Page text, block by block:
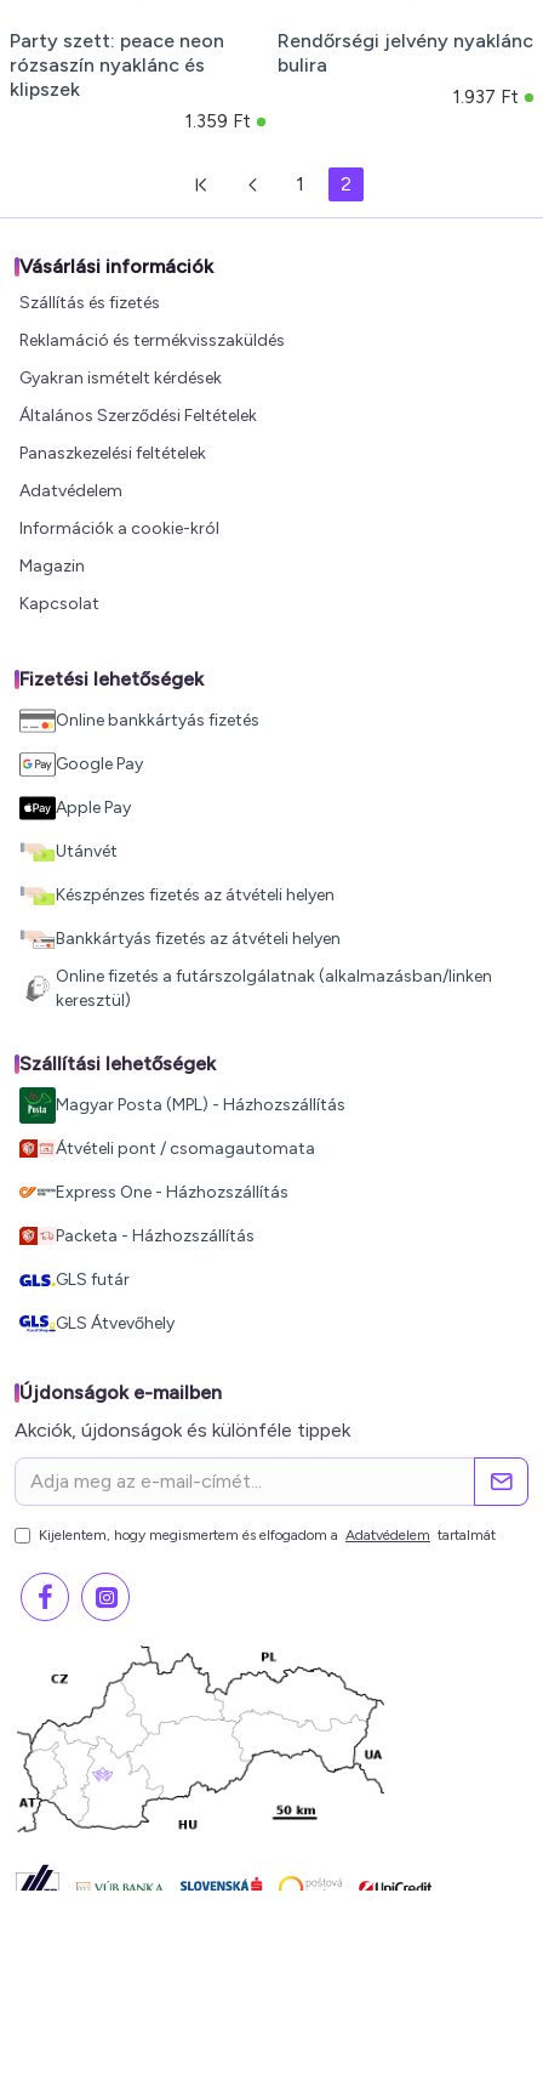
Party szett: peace neon
rózsaszín nyaklánc és
klipszek
1.359 Ft
Rendőrségi jelvény nyaklánc
bulira
1.937 Ft
1 2
Vásárlási információk
Szállítás és fizetés
Reklamáció és termékvisszaküldés
Gyakran ismételt kérdések
Általános Szerződési Feltételek
Panaszkezelési feltételek
Adatvédelem
Információk a cookie-król
Magazin
Kapcsolat
Fizetési lehetőségek
Online bankkártyás fizetés
Google Pay
Apple Pay
Utánvét
Készpénzes fizetés az átvételi helyen
Bankkártyás fizetés az átvételi helyen
Online fizetés a futárszolgálatnak (alkalmazásban/linken
keresztül)
Szállítási lehetőségek
Magyar Posta (MPL) - Házhozszállítás
Átvételi pont / csomagautomata
Express One - Házhozszállítás
Packeta - Házhozszállítás
GLS futár
GLS Átvevőhely
Újdonságok e-mailben
Akciók, újdonságok és különféle tippek
Kijelentem, hogy megismertem és elfogadom a Adatvédelem tartalmát